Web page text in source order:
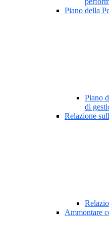
Piano della
Piano
di
Relazione
Ammontare